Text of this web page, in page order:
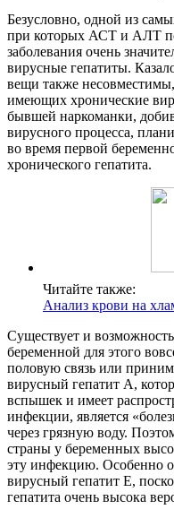
Безусловно, одной из
при которых АСТ и АЛТ
заболевания очень
вирусные гепатиты.
вещи также
имеющих хронические
бывшей наркоманки,
вирусного процесса,
во время первой
хронического гепатита.
Читайте также:
Анализ крови на
Существует и
беременной для этого
половую связь или
вирусный гепатит А,
вспышек и имеет
инфекции, является
через грязную воду.
страны у беременных
эту инфекцию. Особенно
вирусный гепатит Е,
гепатита очень высока